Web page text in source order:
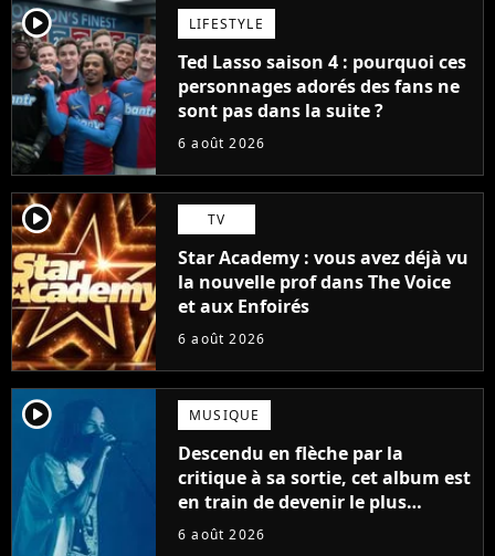
player2 LIFESTYLE
Ted Lasso saison 4 : pourquoi ces
personnages adorés des fans ne
sont pas dans la suite ?
6 août 2026
player2 TV
Star Academy : vous avez déjà vu
la nouvelle prof dans The Voice
et aux Enfoirés
6 août 2026
player2 MUSIQUE
Descendu en flèche par la
critique à sa sortie, cet album est
en train de devenir le plus
populaire de son auteur
6 août 2026